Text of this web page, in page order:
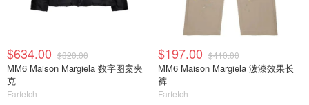
$634.00 $820.00
MM6 Maison Margiela 数字图案夹
克
Farfetch
$197.00 $410.00
MM6 Maison Margiela 泼漆效果长
裤
Farfetch